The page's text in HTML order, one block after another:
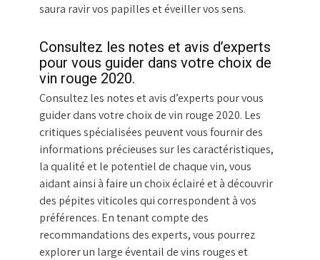
saura ravir vos papilles et éveiller vos sens.
Consultez les notes et avis d’experts
pour vous guider dans votre choix de
vin rouge 2020.
Consultez les notes et avis d’experts pour vous
guider dans votre choix de vin rouge 2020. Les
critiques spécialisées peuvent vous fournir des
informations précieuses sur les caractéristiques,
la qualité et le potentiel de chaque vin, vous
aidant ainsi à faire un choix éclairé et à découvrir
des pépites viticoles qui correspondent à vos
préférences. En tenant compte des
recommandations des experts, vous pourrez
explorer un large éventail de vins rouges et